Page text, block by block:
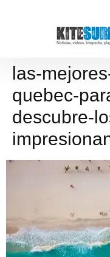
las-
quebec-
descubre-